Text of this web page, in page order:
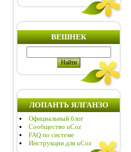
ВЕШНЕК
ЛОПАНТЬ ЯЛГАНЗО
Официальный блог
Сообщество uCoz
FAQ по системе
Инструкции для uCoz